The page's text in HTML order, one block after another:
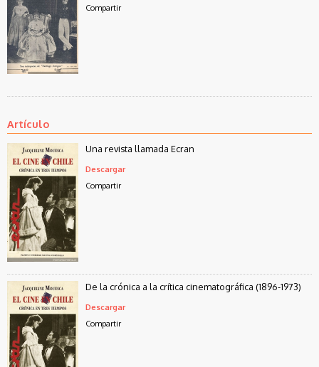
Compartir
Artículo
Una revista llamada Ecran
Descargar
Compartir
De la crónica a la crítica cinematográfica (1896-1973)
Descargar
Compartir